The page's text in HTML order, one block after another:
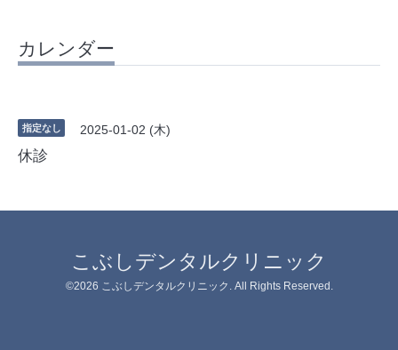
カレンダー
指定なし 2025-01-02 (木)
休診
こぶしデンタルクリニック
©2026 こぶしデンタルクリニック . All Rights Reserved.